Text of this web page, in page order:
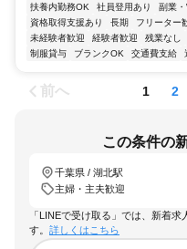
扶養内勤務OK 社員登用あり 副業
資格取得支援あり
長期 フリーター
未経験者歓迎
経験者歓迎 残業なし
制服貸与
ブランクOK 交通費支給
前へ 1 2
この条件の
千葉県 / 湖北駅
主婦・主夫歓迎
「LINEで受け取る」では、新着
す。 詳しくはこちら